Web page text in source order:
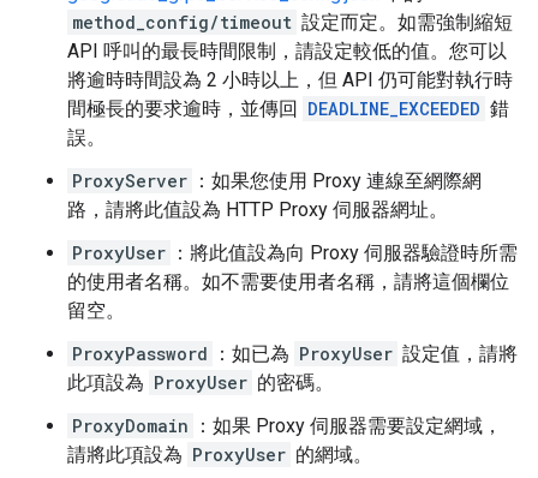
method_config/timeout 設定而定。如需強制縮短
API 呼叫的最長時間限制，請設定較低的值。您可以
將逾時時間設為 2 小時以上，但 API 仍可能對執行時
間極長的要求逾時，並傳回 DEADLINE_EXCEEDED 錯
誤。
ProxyServer ：如果您使用 Proxy 連線至網際網
路，請將此值設為 HTTP Proxy 伺服器網址。
ProxyUser ：將此值設為向 Proxy 伺服器驗證時所需
的使用者名稱。如不需要使用者名稱，請將這個欄位
留空。
ProxyPassword
：如已為 ProxyUser 設定值，請將
此項設為 ProxyUser 的密碼。
ProxyDomain
：如果 Proxy 伺服器需要設定網域，
請將此項設為 ProxyUser 的網域。